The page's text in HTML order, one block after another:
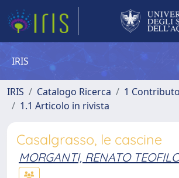
IRIS
IRIS Catalogo Ricerca
1
1.1 Articolo in rivista
Casalgrasso, le cascine
MORGANTI, RENATO